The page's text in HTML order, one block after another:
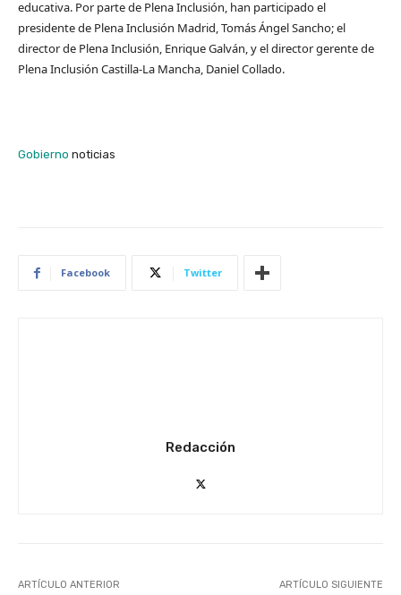
educativa. Por parte de Plena Inclusión, han participado el
presidente de Plena Inclusión Madrid, Tomás Ángel Sancho; el
director de Plena Inclusión, Enrique Galván, y el director gerente de
Plena Inclusión Castilla-La Mancha, Daniel Collado.
Gobierno noticias
Facebook Twitter
Redacción
ARTÍCULO ANTERIOR ARTÍCULO SIGUIENTE